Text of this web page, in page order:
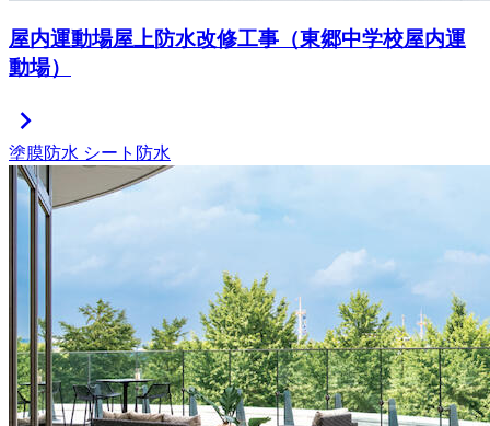
屋内運動場屋上防水改修工事（東郷中学校屋内運
動場）
chevron_right
塗膜防水 シート防水